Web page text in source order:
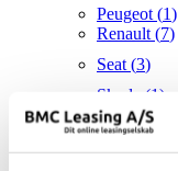
Peugeot (1)
Renault (7)
Seat (3)
Skoda (1)
Suzuki
Tesla